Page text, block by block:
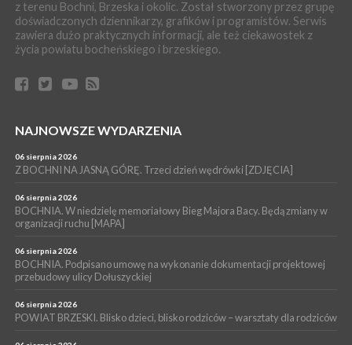
zabrał dziecko do szpitala w Krakowie
PIELGRZYMKA 2026
04 sierpnia 2026
Z BOCHNI NA JASNĄ GÓRĘ. Pierwszy dzień wędrówki
[ZDJĘCIA]
BRZESKO. Śledczy wyjaśniają, jak doszło do śmierci 32-letniego
WYDARZENIA
BOCHNIA. Rusza Gospelowe Lato. To będą cztery dni radosnej
muzyki [PROGRAM KONCERTÓW]
z terenu Bochni, Brzeska i okolic. Został stworzony przez grupę
doświadczonych dziennikarzy, grafików i programistów. Serwis
zawiera dużo praktycznych informacji, ale też ciekawostek z
życia powiatu bocheńskiego i brzeskiego.
NAJNOWSZE WYDARZENIA
06 sierpnia 2026
Z BOCHNI NA JASNĄ GÓRĘ. Trzeci dzień wędrówki [ZDJĘCIA]
06 sierpnia 2026
BOCHNIA. W niedzielę memoriałowy Bieg Majora Bacy. Będą zmiany w
organizacji ruchu [MAPA]
06 sierpnia 2026
BOCHNIA. Podpisano umowę na wykonanie dokumentacji projektowej
przebudowy ulicy Dołuszyckiej
06 sierpnia 2026
POWIAT BRZESKI. Blisko dzieci, blisko rodziców – warsztaty dla rodziców